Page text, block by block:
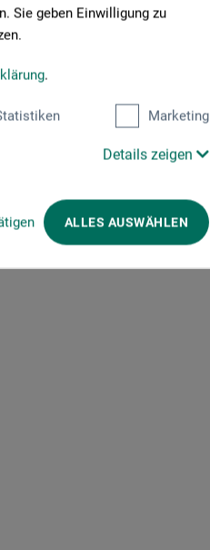
Sie geben Einwilligung zu
.
Marketing
Details zeigen
ALLES AUSWÄHLEN
EUR *